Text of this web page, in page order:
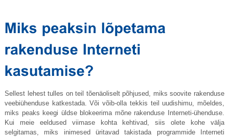
Sellest lehest tulles on teil tõenäoliselt põhjused, miks soovite rakenduse
veebiühenduse katkestada. Või võib-olla tekkis teil uudishimu, mõeldes,
miks peaks keegi üldse blokeerima mõne rakenduse Interneti-ühenduse.
Kui meie eeldused viimase kohta kehtivad, siis olete kohe välja
selgitamas, miks inimesed üritavad takistada programmide Interneti